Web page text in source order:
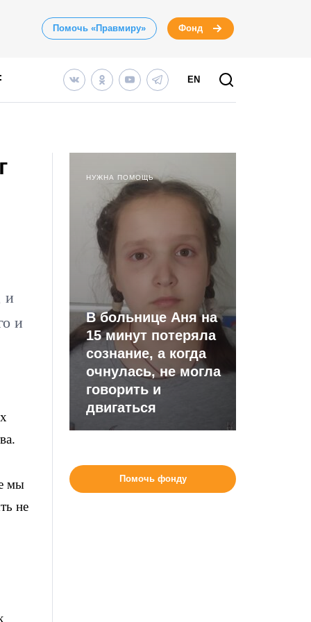
Помочь «Правмиру» Фонд
EN
и
и
мы
не
НУЖНА ПОМОЩЬ
В больнице Аня на
15 минут потеряла
сознание, а когда
очнулась, не могла
говорить и
двигаться
Помочь фонду